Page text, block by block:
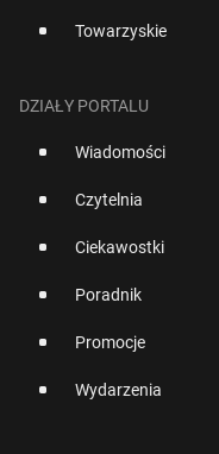
Towarzyskie
DZIAŁY PORTALU
Wiadomości
Czytelnia
Ciekawostki
Poradnik
Promocje
Wydarzenia